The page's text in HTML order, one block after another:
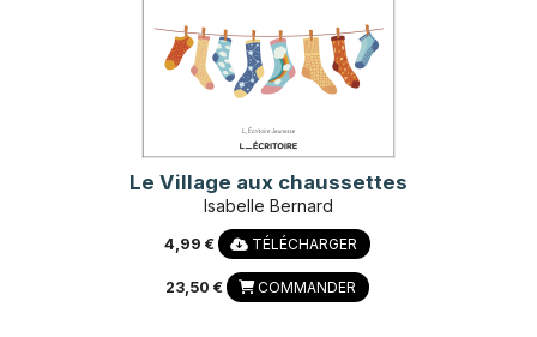
Le Village aux chaussettes
Isabelle Bernard
4,99 € TÉLÉCHARGER
23,50 € COMMANDER